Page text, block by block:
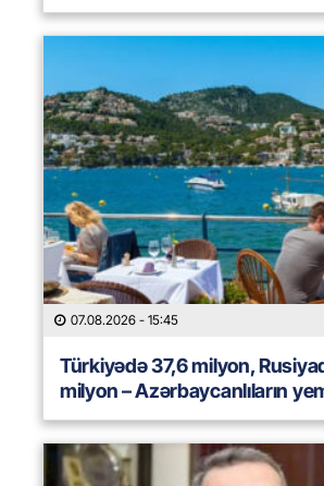
07.08.2026 - 15:45
Türkiyədə 37,6 milyon,
milyon – Azərbaycanlıların